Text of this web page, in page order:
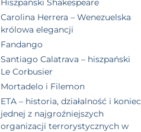
Hiszpański Shakespeare
Carolina Herrera – Wenezuelska
królowa elegancji
Fandango
Santiago Calatrava – hiszpański
Le Corbusier
Mortadelo i Filemon
ETA – historia, działalność i koniec
jednej z najgroźniejszych
organizacji terrorystycznych w